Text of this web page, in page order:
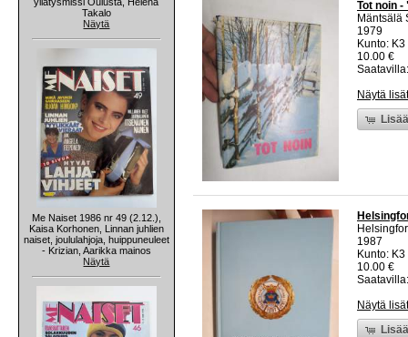
Takalo
Näytä
Me Naiset 1986 nr 49 (2.12.),
Kaisa Korhonen, Linnan juhlien
naiset, joululahjoja, huippuneuleet
- Krizian, Aarikka mainos
Näytä
Tot noin
Mäntsälä
1979
Kunto:
10.00 €
Näytä
1987
Kunto:
10.00 €
Näytä